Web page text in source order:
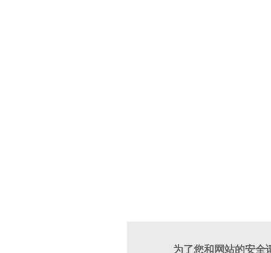
为了您和网站的安全